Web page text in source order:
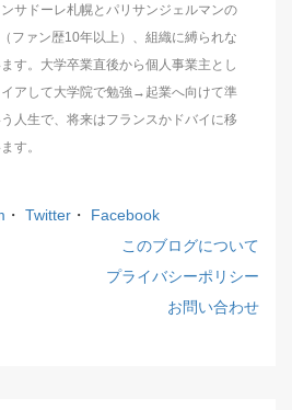
サドーレ札幌とパリサンジェルマンの
ファン歴10年以上）、組織に縛られな
す。大学卒業直後から個人事業主とし
アして大学院で勉強→起業へ向けて準
人生で、将来はフランスかドバイに移
す。
・ Twitter・
Facebook
このブログについて
プライバシーポリシー
お問い合わせ